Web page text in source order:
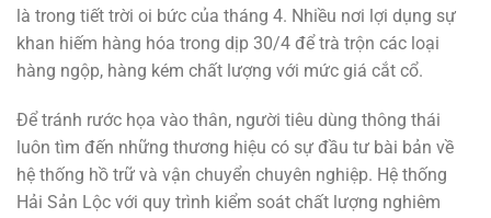
là trong tiết trời oi bức của tháng 4. Nhiều nơi lợi dụng sự
khan hiếm hàng hóa trong dịp 30/4 để trà trộn các loại
hàng ngộp, hàng kém chất lượng với mức giá cắt cổ.
Để tránh rước họa vào thân, người tiêu dùng thông thái
luôn tìm đến những thương hiệu có sự đầu tư bài bản về
hệ thống hồ trữ và vận chuyển chuyên nghiệp. Hệ thống
Hải Sản Lộc với quy trình kiểm soát chất lượng nghiêm